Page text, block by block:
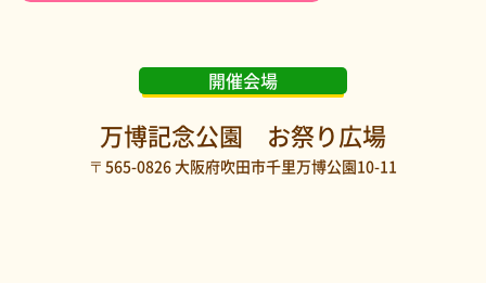
開催会場
万博記念公園 お祭り広場
〒565-0826 大阪府吹田市千里万博公園10-11